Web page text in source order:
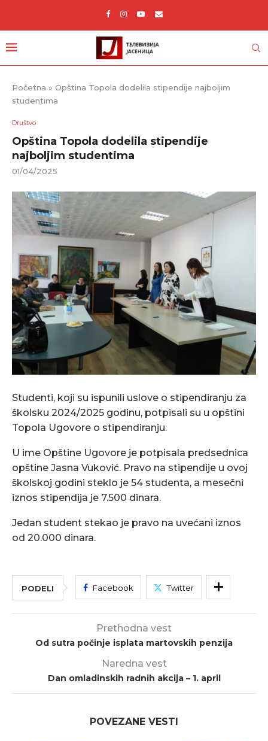
Početna » Opština Topola dodelila stipendije najboljim
studentima
Društvo
Opština Topola dodelila stipendije
najboljim studentima
01/04/2025
Studenti, koji su ispunili uslove o stipendiranju za
školsku 2024/2025 godinu, potpisali su u opštini
Topola Ugovore o stipendiranju.
U ime Opštine Ugovore je potpisala predsednica
opštine Jasna Vuković. Pravo na stipendije u ovoj
školskoj godini steklo je 54 studenta, a mesečni
iznos stipendija je 7.500 dinara.
Jedan student stekao je pravo na uvećani iznos
od 20.000 dinara.
PODELI Facebook Twitter
Prethodna vest
Od sutra počinje isplata martovskih penzija
Naredna vest
Dan omladinskih radnih akcija – 1. april
POVEZANE VESTI